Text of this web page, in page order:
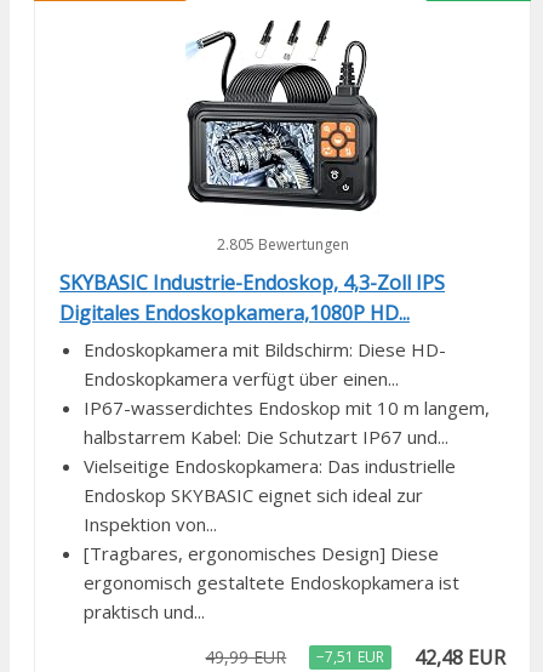
2.805 Bewertungen
SKYBASIC Industrie-Endoskop, 4,3-Zoll IPS
Digitales Endoskopkamera,1080P HD...
Endoskopkamera mit Bildschirm: Diese HD-
Endoskopkamera verfügt über einen...
IP67-wasserdichtes Endoskop mit 10 m langem,
halbstarrem Kabel: Die Schutzart IP67 und...
Vielseitige Endoskopkamera: Das industrielle
Endoskop SKYBASIC eignet sich ideal zur
Inspektion von...
[Tragbares, ergonomisches Design] Diese
ergonomisch gestaltete Endoskopkamera ist
praktisch und...
49,99 EUR −7,51 EUR 42,48 EUR